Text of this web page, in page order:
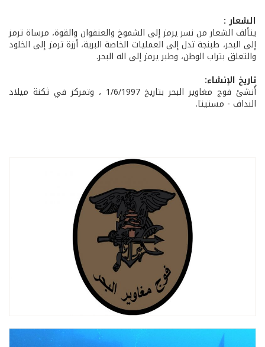
الشعار :
يتألف الشعار من نسر يرمز إلى الشموخ والعنفوان والقوة، مرساة ترمز
إلى البحر، طبنجة تدل إلى العمليات الخاصة البرية، أرزة ترمز إلى الخلود
والتعلق بتراب الوطن، وطبر يرمز إلى اله البحر.
تاريخ الإنشاء:
أُنشئ فوج مغاوير البحر بتاريخ 1/6/1997 ، وتمركز في ثكنة ميلاد
النداف - مستيتا.